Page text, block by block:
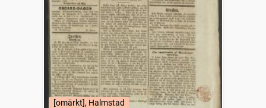
[omärkt], Halmstad